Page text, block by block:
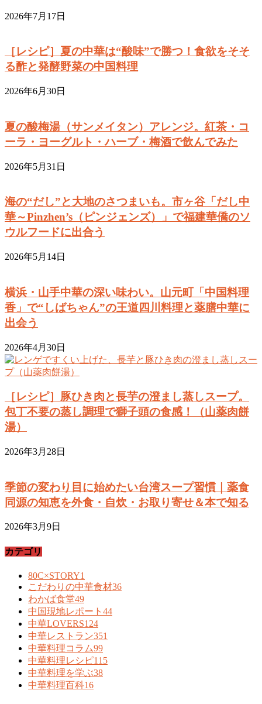
2026年7月17日
［レシピ］夏の中華は“酸味”で勝つ！食欲をそそ
る酢と発酵野菜の中国料理
2026年6月30日
夏の酸梅湯（サンメイタン）アレンジ。紅茶・コ
ーラ・ヨーグルト・ハーブ・梅酒で飲んでみた
2026年5月31日
海の“だし”と大地のさつまいも。市ヶ谷「だし中
華～Pinzhen’s（ピンジェンズ）」で福建華僑のソ
ウルフードに出合う
2026年5月14日
横浜・山手中華の深い味わい。山元町「中国料理
香」で“しばちゃん”の王道四川料理と薬膳中華に
出会う
2026年4月30日
［レシピ］豚ひき肉と長芋の澄まし蒸しスープ。
包丁不要の蒸し調理で獅子頭の食感！（山薬肉餅
湯）
2026年3月28日
季節の変わり目に始めたい台湾スープ習慣｜薬食
同源の知恵を外食・自炊・お取り寄せ＆本で知る
2026年3月9日
カテゴリ
80C×STORY1
こだわりの中華食材36
わかば食堂49
中国現地レポート 44
中華LOVERS124
中華レストラン351
中華料理コラム99
中華料理レシピ115
中華料理を学ぶ38
中華料理百科16